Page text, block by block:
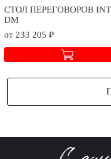
СТОЛ ПЕРЕГОВОРОВ
DM
от 233 205 ₽